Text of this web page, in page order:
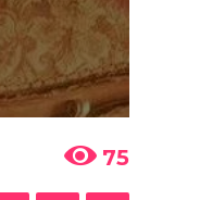
75